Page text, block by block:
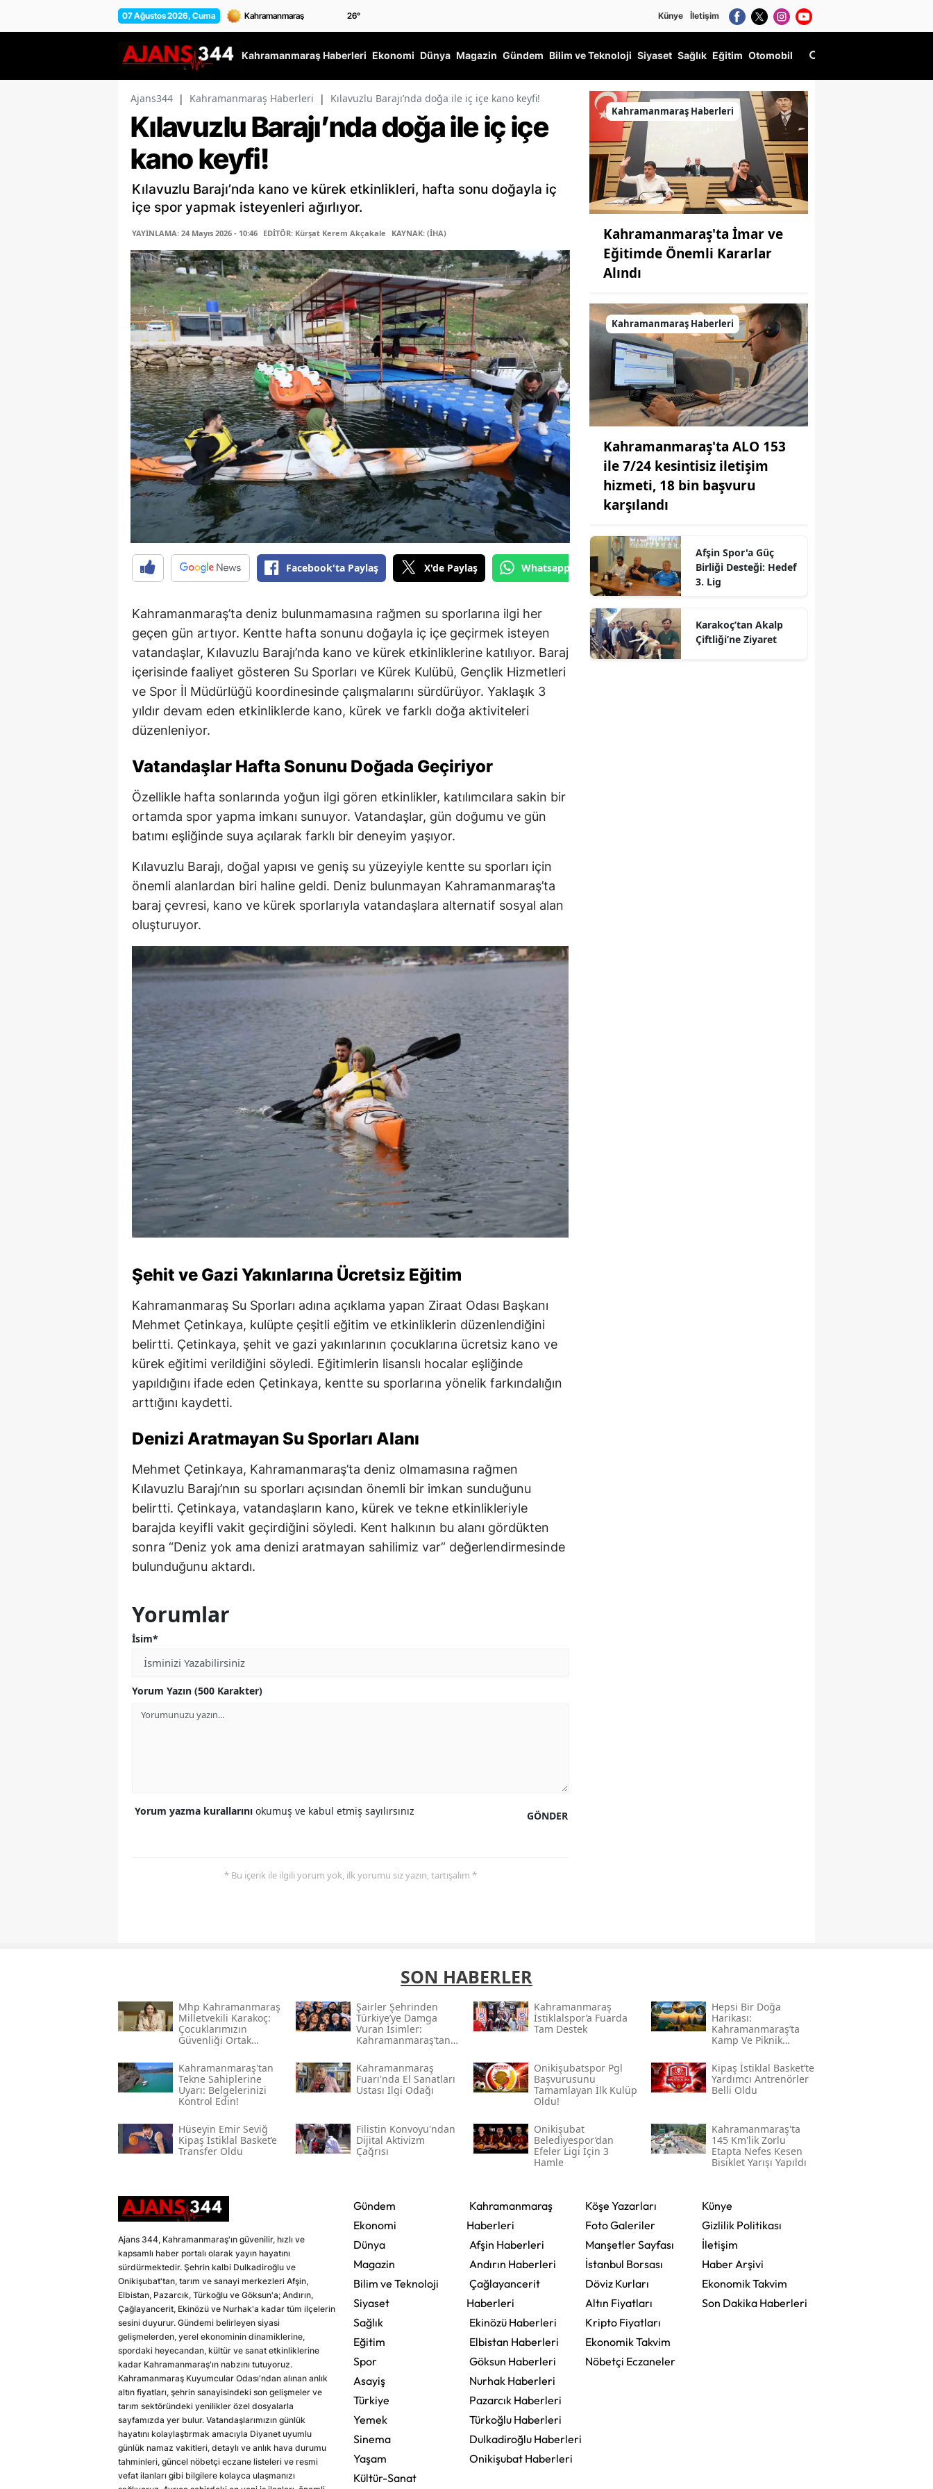
07 Ağustos 2026, Cuma 26° Künye İletişim
Kahramanmaraş Haberleri Ekonomi Dünya Magazin Gündem Bilim ve Teknoloji Siyaset Sağlık Eğitim Otomobil
Ajans344 | Kahramanmaraş Haberleri | Kılavuzlu Barajı’nda doğa ile iç içe kano keyfi!
Kılavuzlu Barajı’nda doğa ile iç içe
kano keyfi!
Kılavuzlu Barajı’nda kano ve kürek etkinlikleri, hafta sonu doğayla iç
içe spor yapmak isteyenleri ağırlıyor.
YAYINLAMA: 24 Mayıs 2026 - 10:46 EDİTÖR: Kürşat Kerem Akçakale KAYNAK: (İHA)
Facebook'ta Paylaş X'de Paylaş Whatsapp'tan Gönder
Kahramanmaraş’ta deniz bulunmamasına rağmen su sporlarına ilgi her
geçen gün artıyor. Kentte hafta sonunu doğayla iç içe geçirmek isteyen
vatandaşlar, Kılavuzlu Barajı’nda kano ve kürek etkinliklerine katılıyor. Baraj
içerisinde faaliyet gösteren Su Sporları ve Kürek Kulübü, Gençlik Hizmetleri
ve Spor İl Müdürlüğü koordinesinde çalışmalarını sürdürüyor. Yaklaşık 3
yıldır devam eden etkinliklerde kano, kürek ve farklı doğa aktiviteleri
düzenleniyor.
Vatandaşlar Hafta Sonunu Doğada Geçiriyor
Özellikle hafta sonlarında yoğun ilgi gören etkinlikler, katılımcılara sakin bir
ortamda spor yapma imkanı sunuyor. Vatandaşlar, gün doğumu ve gün
batımı eşliğinde suya açılarak farklı bir deneyim yaşıyor.
Kılavuzlu Barajı, doğal yapısı ve geniş su yüzeyiyle kentte su sporları için
önemli alanlardan biri haline geldi. Deniz bulunmayan Kahramanmaraş’ta
baraj çevresi, kano ve kürek sporlarıyla vatandaşlara alternatif sosyal alan
oluşturuyor.
Şehit ve Gazi Yakınlarına Ücretsiz Eğitim
Kahramanmaraş Su Sporları adına açıklama yapan Ziraat Odası Başkanı
Mehmet Çetinkaya, kulüpte çeşitli eğitim ve etkinliklerin düzenlendiğini
belirtti. Çetinkaya, şehit ve gazi yakınlarının çocuklarına ücretsiz kano ve
kürek eğitimi verildiğini söyledi. Eğitimlerin lisanslı hocalar eşliğinde
yapıldığını ifade eden Çetinkaya, kentte su sporlarına yönelik farkındalığın
arttığını kaydetti.
Denizi Aratmayan Su Sporları Alanı
Mehmet Çetinkaya, Kahramanmaraş’ta deniz olmamasına rağmen
Kılavuzlu Barajı’nın su sporları açısından önemli bir imkan sunduğunu
belirtti. Çetinkaya, vatandaşların kano, kürek ve tekne etkinlikleriyle
barajda keyifli vakit geçirdiğini söyledi. Kent halkının bu alanı gördükten
sonra “Deniz yok ama denizi aratmayan sahilimiz var” değerlendirmesinde
bulunduğunu aktardı.
Yorumlar
İsim*
Yorum Yazın (500 Karakter)
GÖNDER
Yorum yazma kurallarını okumuş ve kabul etmiş sayılırsınız
* Bu içerik ile ilgili yorum yok, ilk yorumu siz yazın, tartışalım *
Kahramanmaraş Haberleri
Kahramanmaraş'ta İmar ve
Eğitimde Önemli Kararlar
Alındı
Kahramanmaraş Haberleri
Kahramanmaraş'ta ALO 153
ile 7/24 kesintisiz iletişim
hizmeti, 18 bin başvuru
karşılandı
Afşin Spor'a Güç
Birliği Desteği: Hedef
3. Lig
Karakoç’tan Akalp
Çiftliği’ne Ziyaret
SON HABERLER
Mhp Kahramanmaraş
Milletvekili Karakoç:
Çocuklarımızın
Güvenliği Ortak
Şairler Şehrinden
Türkiye’ye Damga
Vuran İsimler:
Kahramanmaraş’tan
Kahramanmaraş
İstiklalspor’a Fuarda
Tam Destek
Hepsi Bir Doğa
Harikası:
Kahramanmaraş’ta
Kamp Ve Piknik
Güzel Alanlar
Kahramanmaraş'tan
Tekne Sahiplerine
Uyarı: Belgelerinizi
Kontrol Edin!
Kahramanmaraş
Fuarı'nda El Sanatları
Ustası İlgi Odağı
Onikişubatspor Pgl
Başvurusunu
Tamamlayan İlk Kulüp
Oldu!
Kipaş İstiklal Basket’te
Yardımcı Antrenörler
Belli Oldu
Hüseyin Emir Seviğ
Kipaş İstiklal Basket’e
Transfer Oldu
Filistin Konvoyu'ndan
Dijital Aktivizm
Çağrısı
Onikişubat
Belediyespor’dan
Efeler Ligi İçin 3
Hamle
Kahramanmaraş'ta
145 Km'lik Zorlu
Etapta Nefes Kesen
Bisiklet Yarışı Yapıldı
Ajans 344, Kahramanmaraş'ın güvenilir, hızlı ve
kapsamlı haber portalı olarak yayın hayatını
sürdürmektedir. Şehrin kalbi Dulkadiroğlu ve
Onikişubat'tan, tarım ve sanayi merkezleri Afşin,
Elbistan, Pazarcık, Türkoğlu ve Göksun'a; Andırın,
Çağlayancerit, Ekinözü ve Nurhak'a kadar tüm ilçelerin
sesini duyurur. Gündemi belirleyen siyasi
gelişmelerden, yerel ekonominin dinamiklerine,
spordaki heyecandan, kültür ve sanat etkinliklerine
kadar Kahramanmaraş'ın nabzını tutuyoruz.
Kahramanmaraş Kuyumcular Odası'ndan alınan anlık
altın fiyatları, şehrin sanayisindeki son gelişmeler ve
tarım sektöründeki yenilikler özel dosyalarla
sayfamızda yer bulur. Vatandaşlarımızın günlük
hayatını kolaylaştırmak amacıyla Diyanet uyumlu
günlük namaz vakitleri, detaylı ve anlık hava durumu
tahminleri, güncel nöbetçi eczane listeleri ve resmi
vefat ilanları gibi bilgilere kolayca ulaşmanızı
Gündem
Ekonomi
Dünya
Magazin
Bilim ve Teknoloji
Siyaset
Sağlık
Eğitim
Spor
Asayiş
Türkiye
Yemek
Sinema
Yaşam
Kültür-Sanat
Kahramanmaraş
Haberleri
Afşin Haberleri
Andırın Haberleri
Çağlayancerit
Haberleri
Ekinözü Haberleri
Elbistan Haberleri
Göksun Haberleri
Nurhak Haberleri
Pazarcık Haberleri
Türkoğlu Haberleri
Dulkadiroğlu Haberleri
Onikişubat Haberleri
Köşe Yazarları
Foto Galeriler
Manşetler Sayfası
İstanbul Borsası
Döviz Kurları
Altın Fiyatları
Kripto Fiyatları
Ekonomik Takvim
Nöbetçi Eczaneler
Künye
Gizlilik Politikası
İletişim
Haber Arşivi
Ekonomik Takvim
Son Dakika Haberleri